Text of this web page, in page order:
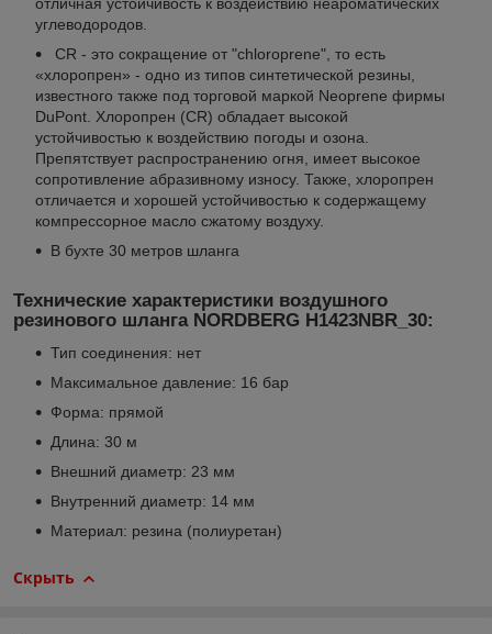
углеводородов.
CR - это сокращение от "chloroprene", то есть
«хлоропрен» - одно из типов синтетической резины,
известного также под торговой маркой Neoprene фирмы
DuPont. Хлоропрен (CR) обладает высокой
устойчивостью к воздействию погоды и озона.
Препятствует распространению огня, имеет высокое
сопротивление абразивному износу. Также, хлоропрен
отличается и хорошей устойчивостью к содержащему
компрессорное масло сжатому воздуху.
В бухте 30 метров шланга
Технические характеристики воздушного
резинового шланга NORDBERG H1423NBR_30:
Тип соединения: нет
Максимальное давление: 16 бар
Форма: прямой
Длина: 30 м
Внешний диаметр: 23 мм
Внутренний диаметр: 14 мм
Материал: резина (полиуретан)
Скрыть